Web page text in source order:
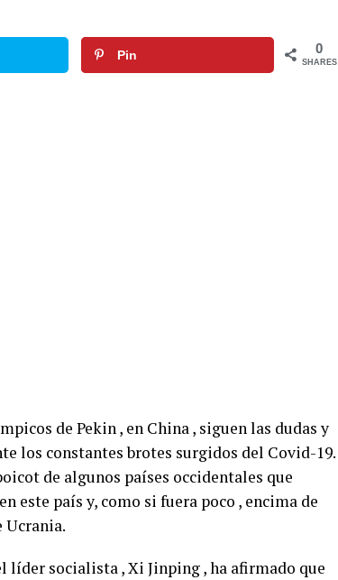
Pin 0
SHARES
de Pekin , en China , siguen las dudas y
los constantes brotes surgidos del Covid-19.
de algunos países occidentales que
este país y, como si fuera poco , encima de
Ucrania.
líder socialista , Xi Jinping , ha afirmado que